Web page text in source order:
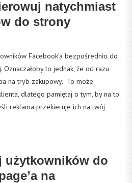
natychmiast
do strony
Facebook’a bezpośrednio do
to jednak, że od razu
na tryb zakupowy. To może
dlatego pamiętaj o tym, by na to
reklama przekieruje ich na twój
użytkowników do
na